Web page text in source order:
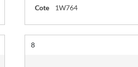
Cote 1W764
Résultat n°
8